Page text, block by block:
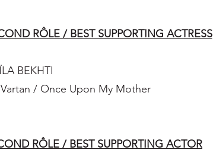
RÔLE / BEST SUPPORTING ACTRESS
BEKHTI
/ Once Upon My Mother
RÔLE / BEST SUPPORTING ACTOR